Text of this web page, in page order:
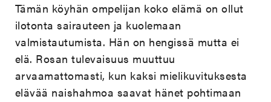
Tämän köyhän ompelijan koko elämä on ollut
ilotonta sairauteen ja kuolemaan
valmistautumista. Hän on hengissä mutta ei
elä. Rosan tulevaisuus muuttuu
arvaamattomasti, kun kaksi mielikuvituksesta
elävää naishahmoa saavat hänet pohtimaan